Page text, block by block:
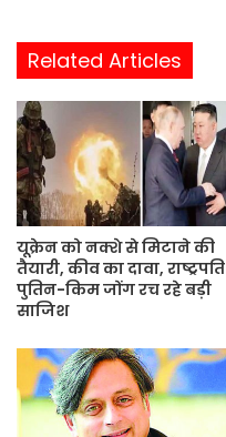
Related Articles
यूक्रेन को नक्शे से मिटाने की
तैयारी, कीव का दावा, राष्ट्रपति
पुतिन-किम जोंग रच रहे बड़ी
साजिश